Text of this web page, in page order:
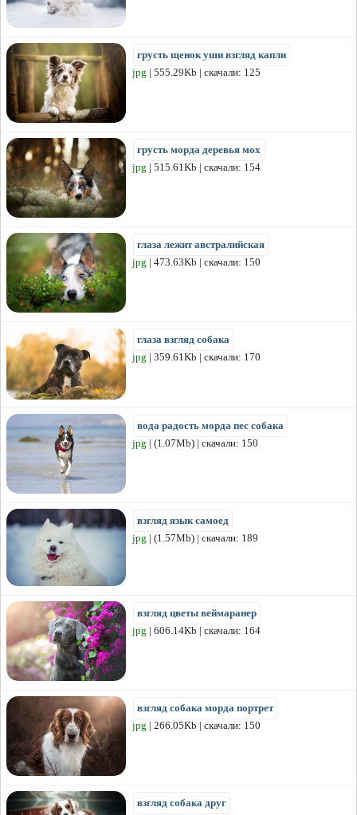
грусть щенок уши взгляд капли
jpg | 555.29Kb | скачали: 125
грусть морда деревья мох
jpg | 515.61Kb | скачали: 154
глаза лежит австралийская
jpg | 473.63Kb | скачали: 150
глаза взгляд собака
jpg | 359.61Kb | скачали: 170
вода радость морда пес собака
jpg | (1.07Mb) | скачали: 150
взгляд язык самоед
jpg | (1.57Mb) | скачали: 189
взгляд цветы веймаранер
jpg | 606.14Kb | скачали: 164
взгляд собака морда портрет
jpg | 266.05Kb | скачали: 150
взгляд собака друг